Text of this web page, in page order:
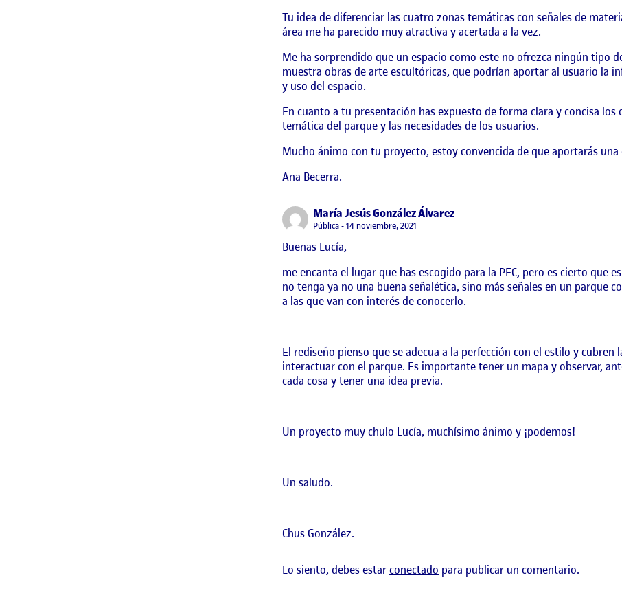
Tu idea de diferenciar las cuatro zonas temáticas con señales de
área me ha parecido muy atractiva y acertada a la vez.
Me ha sorprendido que un espacio como este no ofrezca ningún tipo
muestra obras de arte escultóricas, que podrían aportar al usuario la
y uso del espacio.
En cuanto a tu presentación has expuesto de forma clara y concisa
temática del parque y las necesidades de los usuarios.
Mucho ánimo con tu proyecto, estoy convencida de que aportarás una
Ana Becerra.
María Jesús González Álvarezsays:
Visibilidad:
Pública 14 noviembre, 2021
Buenas Lucía,
me encanta el lugar que has escogido para la PEC, pero es cierto que
no tenga ya no una buena señalética, sino más señales en un parque
a las que van con interés de conocerlo.
El rediseño pienso que se adecua a la perfección con el estilo y cubren
interactuar con el parque. Es importante tener un mapa y observar,
cada cosa y tener una idea previa.
Un proyecto muy chulo Lucía, muchísimo ánimo y ¡podemos!
Un saludo.
Chus González.
Lo siento, debes estarconectado para publicar un comentario.